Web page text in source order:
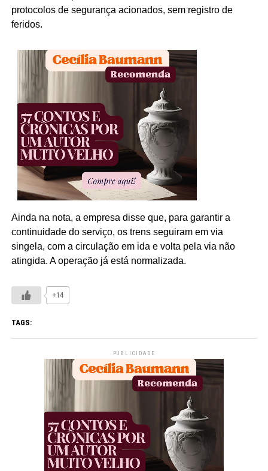
protocolos de segurança acionados, sem registro de
feridos.
Ainda na nota, a empresa disse que, para garantir a
continuidade do serviço, os trens seguiram em via
singela, com a circulação em ida e volta pela via não
atingida. A operação já está normalizada.
+14
TAGS:
PUBLICIDADE